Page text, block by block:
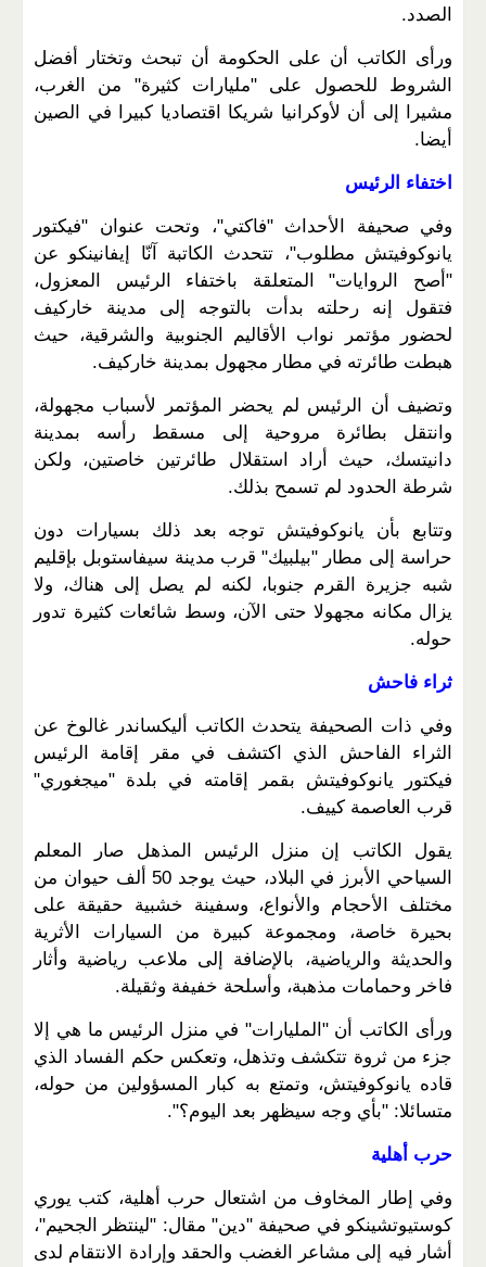
الصدد.
ورأى الكاتب أن على الحكومة أن تبحث وتختار أفضل
الشروط للحصول على "مليارات كثيرة" من الغرب،
مشيرا إلى أن لأوكرانيا شريكا اقتصاديا كبيرا في الصين
أيضا.
اختفاء الرئيس
وفي صحيفة الأحداث "فاكتي"، وتحت عنوان "فيكتور
يانوكوفيتش مطلوب"، تتحدث الكاتبة آنّا إيفانينكو عن
"أصح الروايات" المتعلقة باختفاء الرئيس المعزول،
فتقول إنه رحلته بدأت بالتوجه إلى مدينة خاركيف
لحضور مؤتمر نواب الأقاليم الجنوبية والشرقية، حيث
هبطت طائرته في مطار مجهول بمدينة خاركيف.
وتضيف أن الرئيس لم يحضر المؤتمر لأسباب مجهولة،
وانتقل بطائرة مروحية إلى مسقط رأسه بمدينة
دانيتسك، حيث أراد استقلال طائرتين خاصتين، ولكن
شرطة الحدود لم تسمح بذلك.
وتتابع بأن يانوكوفيتش توجه بعد ذلك بسيارات دون
حراسة إلى مطار "بيلبيك" قرب مدينة سيفاستوبل بإقليم
شبه جزيرة القرم جنوبا، لكنه لم يصل إلى هناك، ولا
يزال مكانه مجهولا حتى الآن، وسط شائعات كثيرة تدور
حوله.
ثراء فاحش
وفي ذات الصحيفة يتحدث الكاتب أليكساندر غالوخ عن
الثراء الفاحش الذي اكتشف في مقر إقامة الرئيس
فيكتور يانوكوفيتش بقمر إقامته في بلدة "ميجغوري"
قرب العاصمة كييف.
يقول الكاتب إن منزل الرئيس المذهل صار المعلم
السياحي الأبرز في البلاد، حيث يوجد 50 ألف حيوان من
مختلف الأحجام والأنواع، وسفينة خشبية حقيقة على
بحيرة خاصة، ومجموعة كبيرة من السيارات الأثرية
والحديثة والرياضية، بالإضافة إلى ملاعب رياضية وأثار
فاخر وحمامات مذهبة، وأسلحة خفيفة وثقيلة.
ورأى الكاتب أن "المليارات" في منزل الرئيس ما هي إلا
جزء من ثروة تتكشف وتذهل، وتعكس حكم الفساد الذي
قاده يانوكوفيتش، وتمتع به كبار المسؤولين من حوله،
متسائلا: "بأي وجه سيظهر بعد اليوم؟".
حرب أهلية
وفي إطار المخاوف من اشتعال حرب أهلية، كتب يوري
كوستيوتشينكو في صحيفة "دين" مقال: "لينتظر الجحيم"،
أشار فيه إلى مشاعر الغضب والحقد وإرادة الانتقام لدى